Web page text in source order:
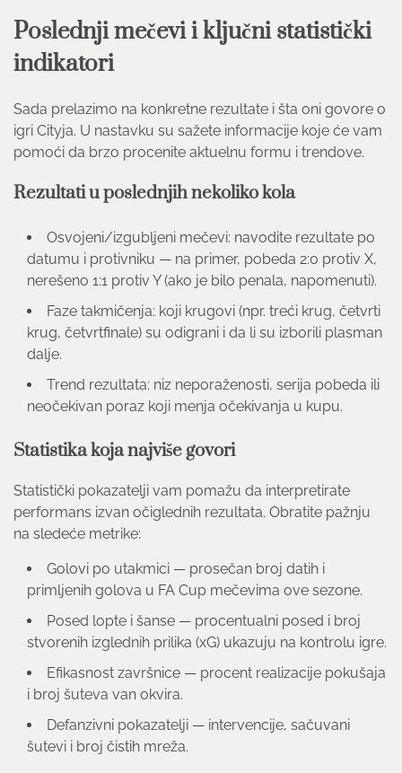
Poslednji mečevi i ključni statistički
indikatori
Sada prelazimo na konkretne rezultate i šta oni govore o
igri Cityja. U nastavku su sažete informacije koje će vam
pomoći da brzo procenite aktuelnu formu i trendove.
Rezultati u poslednjih nekoliko kola
Osvojeni/izgubljeni mečevi: navodite rezultate po
datumu i protivniku — na primer, pobeda 2:0 protiv X,
nerešeno 1:1 protiv Y (ako je bilo penala, napomenuti).
Faze takmičenja: koji krugovi (npr. treći krug, četvrti
krug, četvrtfinale) su odigrani i da li su izborili plasman
dalje.
Trend rezultata: niz neporaženosti, serija pobeda ili
neočekivan poraz koji menja očekivanja u kupu.
Statistika koja najviše govori
Statistički pokazatelji vam pomažu da interpretirate
performans izvan očiglednih rezultata. Obratite pažnju
na sledeće metrike:
Golovi po utakmici — prosečan broj datih i
primljenih golova u FA Cup mečevima ove sezone.
Posed lopte i šanse — procentualni posed i broj
stvorenih izglednih prilika (xG) ukazuju na kontrolu igre.
Efikasnost završnice — procent realizacije pokušaja
i broj šuteva van okvira.
Defanzivni pokazatelji — intervencije, sačuvani
šutevi i broj čistih mreža.